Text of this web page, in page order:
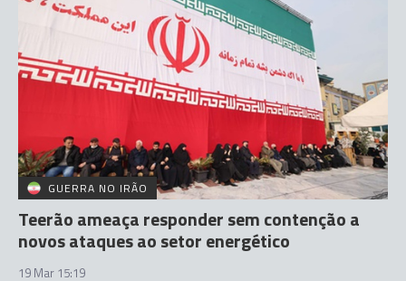
GUERRA NO IRÃO
Teerão ameaça responder sem contenção a
novos ataques ao setor energético
19 Mar 15:19